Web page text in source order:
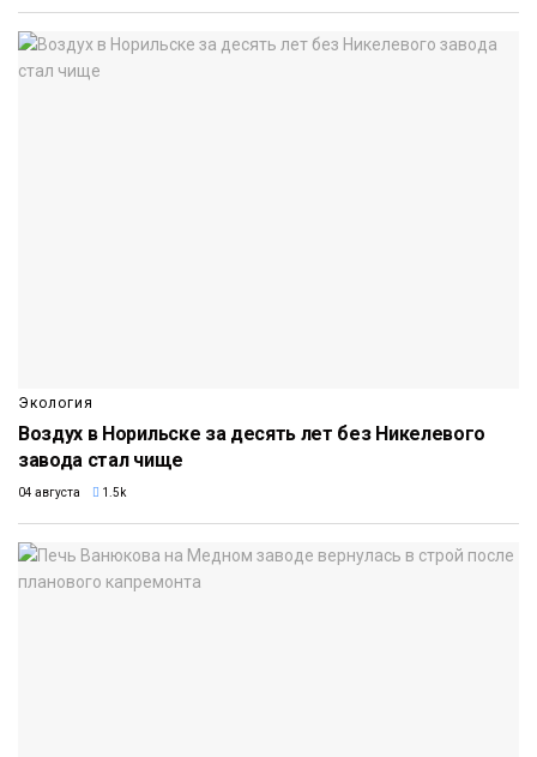
Экология
Воздух в Норильске за десять лет без Никелевого
завода стал чище
04 августа 1.5k